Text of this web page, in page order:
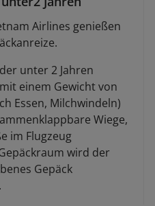
Airlines genießen
unter 2 Jahren
einem Gewicht von
Essen, Milchwindeln)
Wiege,
im Flugzeug
wird der
Gepäck